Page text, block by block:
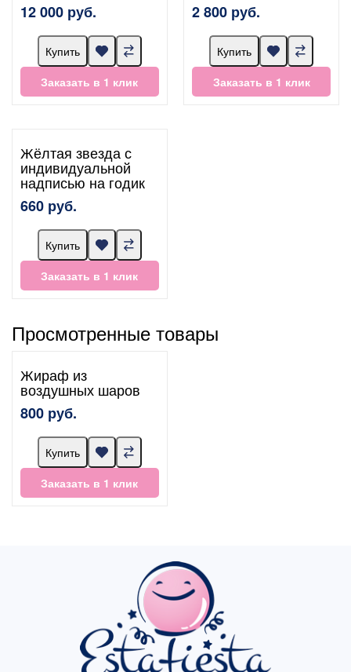
12 000 руб.
Купить
Заказать в 1 клик
2 800 руб.
Купить
Заказать в 1 клик
Жёлтая звезда с
индивидуальной
надписью на годик
660 руб.
Купить
Заказать в 1 клик
Просмотренные товары
Жираф из
воздушных шаров
800 руб.
Купить
Заказать в 1 клик